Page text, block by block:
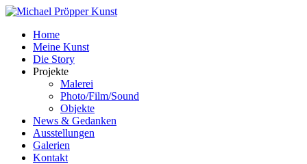
Home
Meine Kunst
Die Story
Projekte
Malerei
Photo/Film/Sound
Objekte
News & Gedanken
Ausstellungen
Galerien
Kontakt